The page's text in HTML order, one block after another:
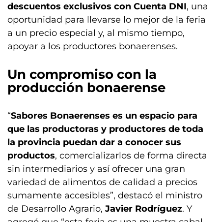
descuentos exclusivos con Cuenta DNI, una
oportunidad para llevarse lo mejor de la feria
a un precio especial y, al mismo tiempo,
apoyar a los productores bonaerenses.
Un compromiso con la
producción bonaerense
“Sabores Bonaerenses es un espacio para
que las productoras y productores de toda
la provincia puedan dar a conocer sus
productos, comercializarlos de forma directa
sin intermediarios y así ofrecer una gran
variedad de alimentos de calidad a precios
sumamente accesibles”, destacó el ministro
de Desarrollo Agrario, Javier Rodríguez. Y